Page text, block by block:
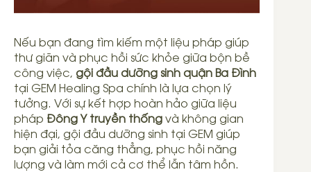
Nếu bạn đang tìm kiếm một liệu pháp giúp
thư giãn và phục hồi sức khỏe giữa bộn bề
công việc, gội đầu dưỡng sinh quận Ba Đình
tại GEM Healing Spa chính là lựa chọn lý
tưởng. Với sự kết hợp hoàn hảo giữa liệu
pháp Đông Y truyền thốngvà không gian
hiện đại, gội đầu dưỡng sinh tại GEM giúp
bạn giải tỏa căng thẳng, phục hồi năng
lượng và làm mới cả cơ thể lẫn tâm hồn.